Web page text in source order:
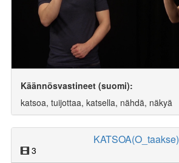
Käännösvastineet (suomi):
katsoa, tuijottaa, katsella, nähdä, näkyä
KATSOA(O_taakse)
3